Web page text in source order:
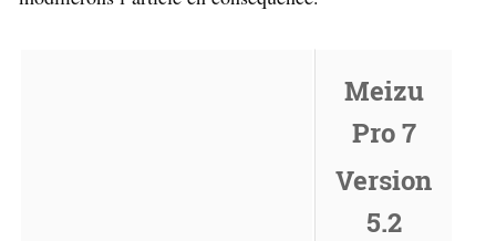
Meizu
Pro 7
Version
5.2